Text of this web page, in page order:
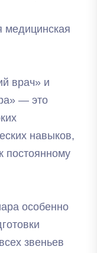
врач» и
— это
навыков,
постоянному
особенно
звеньев